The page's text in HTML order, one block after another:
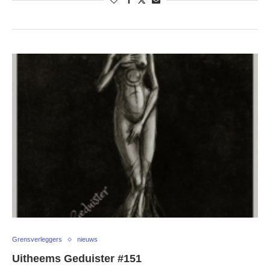
Grensverleggers nieuws
Uitheems Geduister #151